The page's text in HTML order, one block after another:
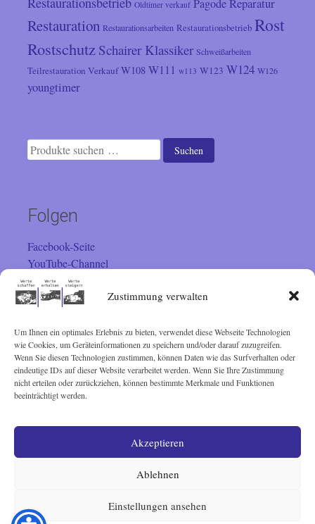
Zustimmung verwalten
Um Ihnen ein optimales Erlebnis zu bieten, verwendet diese Webseite Technologien
wie Cookies, um Geräteinformationen zu speichern und/oder darauf zuzugreifen.
Wenn Sie diesen Technologien zustimmen, können Daten wie das Surfverhalten oder
eindeutige IDs auf dieser Website verarbeitet werden. Wenn Sie Ihre Zustimmung
nicht erteilen oder zurückziehen, können bestimmte Merkmale und Funktionen
beeinträchtigt werden.
Akzeptieren
Ablehnen
Einstellungen ansehen
Oldtimer verkauf PagodeReparatur
Restauration Restaurationsarbeiten Restaurationsbetrieb Rost
Rostschutz Schairer Klassiker Schweißarbeiten
Teilrestauration Verkauf W108 W111 w113 W123 W124 W126
youngtimer
Suchen
nach:
Suchen
Folgen
Facebook-Seite
YouTube-Channel
Instagram
Besucher
Sie sind seit 01.02.2001 der
© Lothar Schairer 2001 - 2025